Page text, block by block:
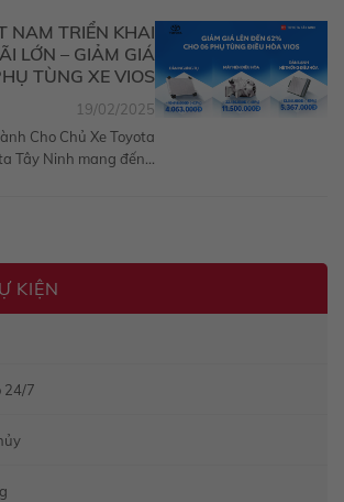
KIỆN
24/7
NAM TRIỂN KHAI
LỚN – GIẢM GIÁ
TÙNG XE VIOS
Cho Chủ Xe Toyota
Tây Ninh mang đến...
19/02/2025